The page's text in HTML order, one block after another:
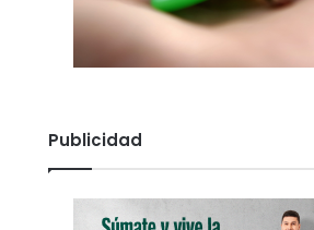
Publicidad